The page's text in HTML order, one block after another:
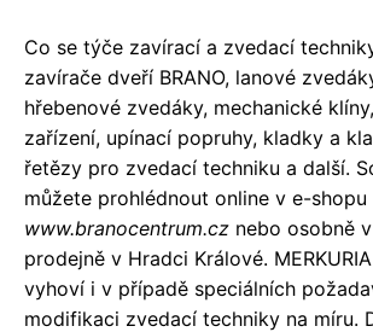
Co se týče zavírací a zvedací
zavírače dveří BRANO, lanové
hřebenové zvedáky, mechanické
zařízení, upínací popruhy, kladky a
řetězy pro zvedací techniku a další.
můžete prohlédnout online v e-shopu
www.branocentrum.cz nebo osobně
prodejně v Hradci Králové.
vyhoví i v případě speciálních
modifikaci zvedací techniky na míru.